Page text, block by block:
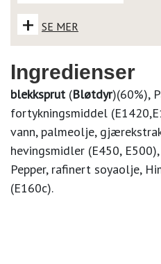
+ SE MER
Ingredienser
blekksprut (Bløtdyr)(60%),
fortykningsmiddel
vann, palmeolje,
hevingsmidler (E450,
Pepper, rafinert soyaolje,
(E160c).